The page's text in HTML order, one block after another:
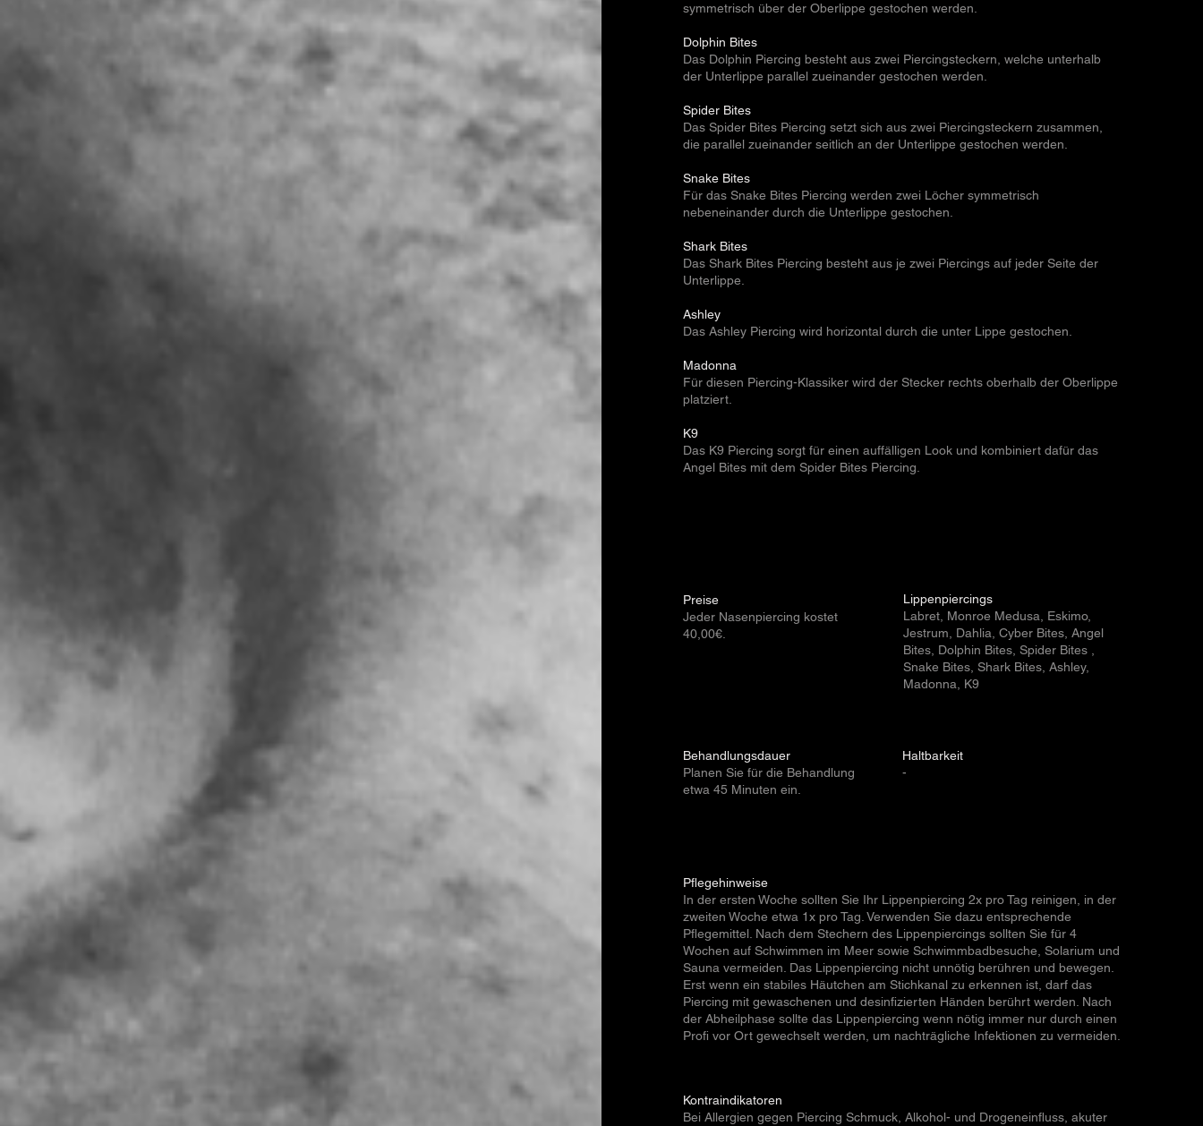
symmetrisch über der Oberlippe gestochen werden.
Dolphin Bites
Das Dolphin Piercing besteht aus zwei Piercingsteckern, welche unterhalb
der Unterlippe parallel zueinander gestochen werden.
Spider Bites
Das Spider Bites Piercing setzt sich aus zwei Piercingsteckern zusammen,
die parallel zueinander seitlich an der Unterlippe gestochen werden.
Snake Bites
Für das Snake Bites Piercing werden zwei Löcher symmetrisch
nebeneinander durch die Unterlippe gestochen.
Shark Bites
Das Shark Bites Piercing besteht aus je zwei Piercings auf jeder Seite der
Unterlippe.
Ashley
Das Ashley Piercing wird horizontal durch die unter Lippe gestochen.
Madonna
Für diesen Piercing-Klassiker wird der Stecker rechts oberhalb der Oberlippe
platziert.
K9
Das K9 Piercing sorgt für einen auffälligen Look und kombiniert dafür das
Angel Bites mit dem Spider Bites Piercing.
Preise
Jeder Nasenpiercing kostet
40,00€.
Lippenpiercings
Labret, Monroe Medusa, Eskimo,
Jestrum, Dahlia, Cyber Bites, Angel
Bites, Dolphin Bites, Spider Bites ,
Snake Bites, Shark Bites, Ashley,
Madonna, K9
Behandlungsdauer
Planen Sie für die Behandlung
etwa 45 Minuten ein.
Haltbarkeit
-
Pflegehinweise
In der ersten Woche sollten Sie Ihr Lippenpiercing 2x pro Tag reinigen, in der
zweiten Woche etwa 1x pro Tag. Verwenden Sie dazu entsprechende
Pflegemittel. Nach dem Stechern des Lippenpiercings sollten Sie für 4
Wochen auf Schwimmen im Meer sowie Schwimmbadbesuche, Solarium und
Sauna vermeiden. Das Lippenpiercing nicht unnötig berühren und bewegen.
Erst wenn ein stabiles Häutchen am Stichkanal zu erkennen ist, darf das
Piercing mit gewaschenen und desinfizierten Händen berührt werden. Nach
der Abheilphase sollte das Lippenpiercing wenn nötig immer nur durch einen
Profi vor Ort gewechselt werden, um nachträgliche Infektionen zu vermeiden.
Kontraindikatoren
Bei Allergien gegen Piercing Schmuck, Alkohol- und Drogeneinfluss, akuter